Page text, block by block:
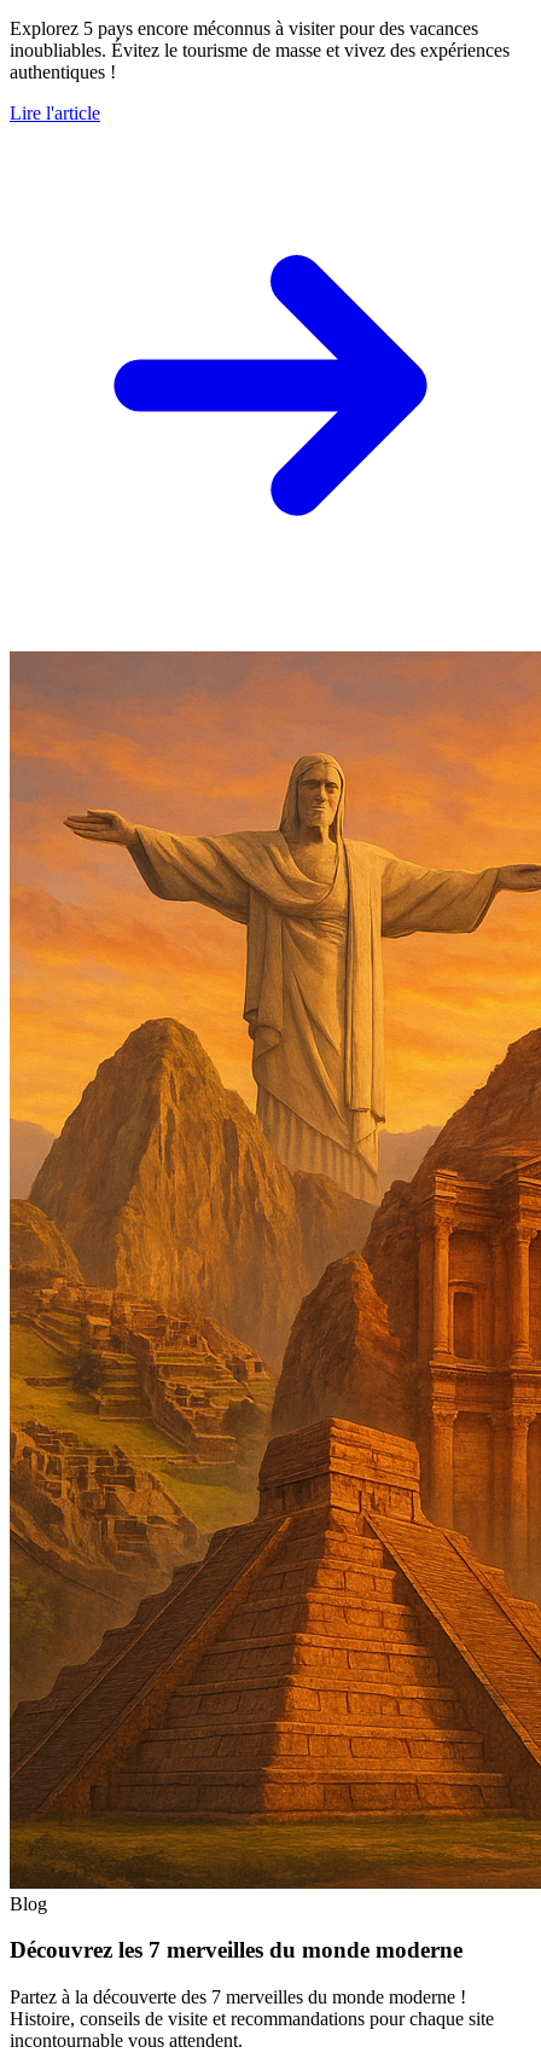
Explorez 5 pays encore méconnus à visiter pour des vacances
inoubliables. Évitez le tourisme de masse et vivez des expériences
authentiques !
Lire l'article
Blog
Découvrez les 7 merveilles du monde moderne
Partez à la découverte des 7 merveilles du monde moderne !
Histoire, conseils de visite et recommandations pour chaque site
incontournable vous attendent.